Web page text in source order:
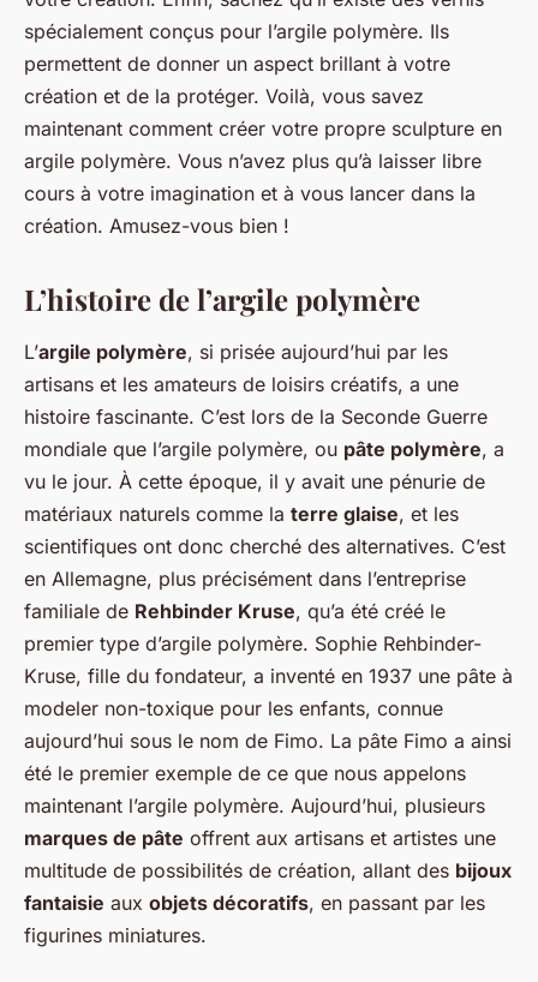
spécialement conçus pour l’argile polymère. Ils
permettent de donner un aspect brillant à votre
création et de la protéger. Voilà, vous savez
maintenant comment créer votre propre sculpture en
argile polymère. Vous n’avez plus qu’à laisser libre
cours à votre imagination et à vous lancer dans la
création. Amusez-vous bien !
L’histoire de l’argile polymère
L’argile polymère, si prisée aujourd’hui par les
artisans et les amateurs de loisirs créatifs, a une
histoire fascinante. C’est lors de la Seconde Guerre
mondiale que l’argile polymère, ou pâte polymère, a
vu le jour. À cette époque, il y avait une pénurie de
matériaux naturels comme la terre glaise, et les
scientifiques ont donc cherché des alternatives. C’est
en Allemagne, plus précisément dans l’entreprise
familiale de Rehbinder Kruse, qu’a été créé le
premier type d’argile polymère. Sophie Rehbinder-
Kruse, fille du fondateur, a inventé en 1937 une pâte à
modeler non-toxique pour les enfants, connue
aujourd’hui sous le nom de Fimo. La pâte Fimo a ainsi
été le premier exemple de ce que nous appelons
maintenant l’argile polymère. Aujourd’hui, plusieurs
marques de pâte offrent aux artisans et artistes une
multitude de possibilités de création, allant des bijoux
fantaisie aux objets décoratifs, en passant par les
figurines miniatures.